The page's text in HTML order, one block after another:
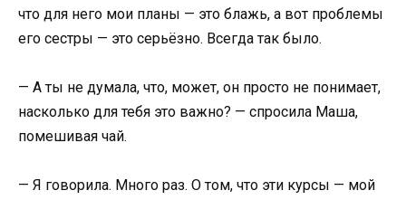
что для него мои планы — это блажь, а вот проблемы
его сестры — это серьёзно. Всегда так было.
— А ты не думала, что, может, он просто не понимает,
насколько для тебя это важно? — спросила Маша,
помешивая чай.
— Я говорила. Много раз. О том, что эти курсы — мой